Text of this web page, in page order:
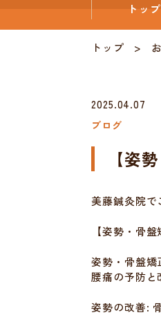
トップ
トップ
【姿
ブログ
2025.04.07
美藤鍼灸院で
【姿勢・骨
姿勢・骨盤矯
腰痛の予防と
姿勢の改善: